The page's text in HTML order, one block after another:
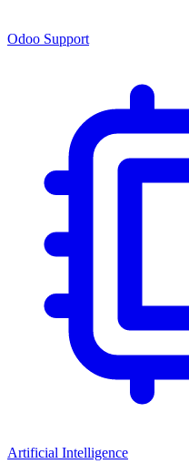
Odoo Support
Artificial Intelligence